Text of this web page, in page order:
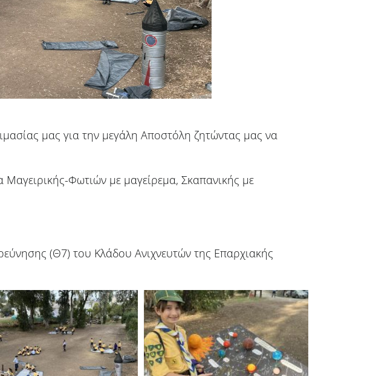
μας για την μεγάλη Αποστόλη ζητώντας μας να
Φωτιών με μαγείρεμα, Σκαπανικής με
(Θ7) του Κλάδου Ανιχνευτών της Επαρχιακής